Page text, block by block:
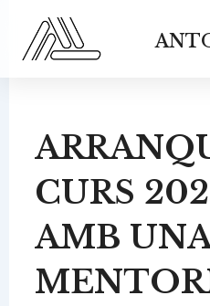
contingut
CURS
AMB